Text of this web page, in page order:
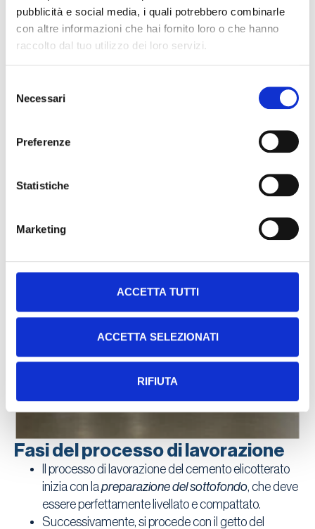
pubblicità e social media, i quali potrebbero combinarle
con altre informazioni che hai fornito loro o che hanno
raccolto dal tuo utilizzo dei loro servizi.
delNecessari
Preferenze
Statistiche
Marketing
ACCETTA TUTTI
ACCETTA SELEZIONATI
RIFIUTA
normative di costruzione spesso stabiliscono
requisiti minimi di spessore per garantire la
sicurezza e la durabilità delle pavimentazioni.
Fasi del processo di lavorazione
Il processo di lavorazione del cemento elicotterato
inizia con la preparazione del sottofondo, che deve
essere perfettamente livellato e compattato.
Successivamente, si procede con il getto del